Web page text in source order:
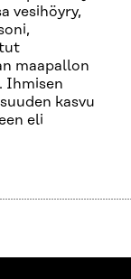
vesihöyry,
maapallon
Ihmisen
kasvu
eli